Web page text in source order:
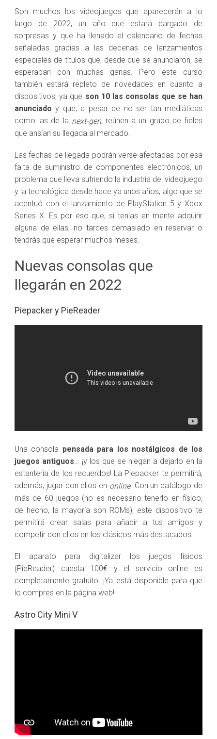
Son muchos los videojuegos que aparecerán a lo
largo de 2022, un año que estará cargado de
sorpresas y que ha llenado el calendario de fechas
señaladas gracias a las decenas de lanzamientos
especiales de títulos que, desde que se anunciaron, se
esperaban con muchas ganas. Pero este curso
también estará repleto de novedades en cuanto a
dispositivos, ya que son 10 las consolas que se han
anunciado y que, a pesar de no ser tan mediáticas
como las de la next-gen, reúnen a un grupo de fieles
que ansían su llegada al mercado.
Las fechas de llegada podrán verse afectadas por esa
falta de suministro de componentes electrónicos, un
problema que lleva sufriendo la industria del videojuego
y la tecnológica desde hace ya unos años, algo que se
acentuó con el lanzamiento de PlayStation 5 y Xbox
Series X. Es por eso que, si tenías en mente adquirir
alguna de ellas, no tardes demasiado en reservar o
tendrás que esperar muchos meses.
Nuevas consolas que
llegarán en 2022
Piepacker y PieReader
Una consola pensada para los nostálgicos de los
juegos antiguos … ¡y los que se niegan a dejarlo en la
estantería de los recuerdos! La Piepacker te permitirá,
además, jugar con ellos en online. Con un catálogo de
más de 60 juegos (no es necesario tenerlo en físico,
de hecho, la mayoría son ROMs), este dispositivo te
permitirá crear salas para añadir a tus amigos y
competir con ellos en los clásicos más destacados.
El aparato para digitalizar los juegos físicos
(PieReader) cuesta 100€ y el servicio online es
completamente gratuito. ¡Ya está disponible para que
lo compres en la página web!
Astro City Mini V